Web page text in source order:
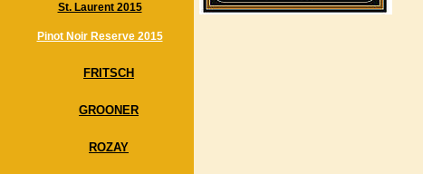
St. Laurent 2015
Pinot Noir Reserve 2015
FRITSCH
GROONER
ROZAY